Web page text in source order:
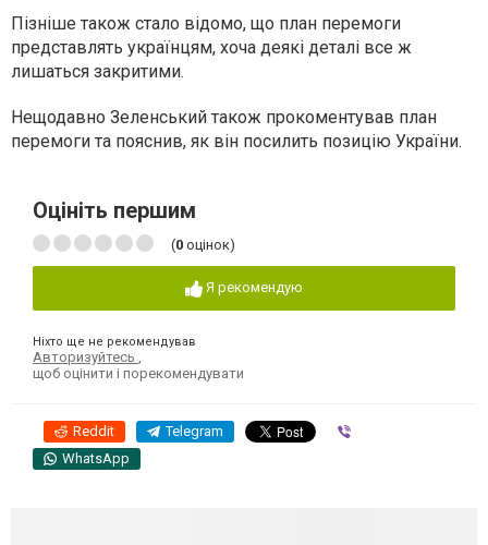
Пізніше також стало відомо, що план перемоги
представлять українцям, хоча деякі деталі все ж
лишаться закритими.
Нещодавно Зеленський також прокоментував план
перемоги та пояснив, як він посилить позицію України.
Оцініть першим
(0 оцінок)
Я рекомендую
Ніхто ще не рекомендував
Авторизуйтесь
щоб оцінити і порекомендувати
Reddit Telegram
WhatsApp